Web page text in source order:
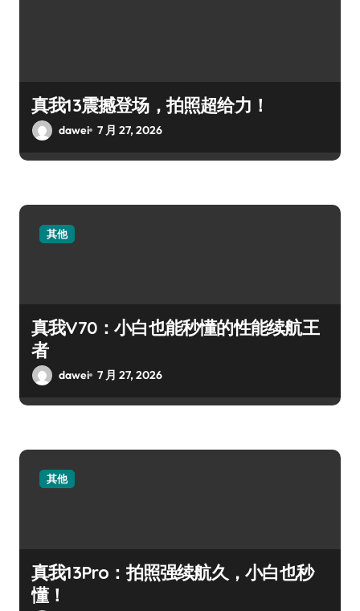
真我13震撼登场，拍照超给力！
dawei 7 月 27, 2026
其他
真我V70：小白也能秒懂的性能续航王
者
dawei 7 月 27, 2026
其他
真我13Pro：拍照强续航久，小白也秒
懂！